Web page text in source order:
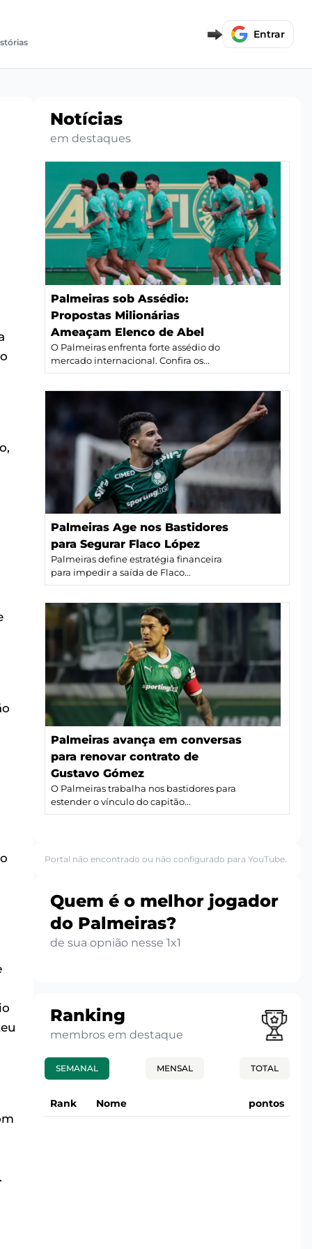
Entrar
Notícias
em destaques
Palmeiras sob Assédio:
Propostas Milionárias
Ameaçam Elenco de Abel
O Palmeiras enfrenta forte assédio do
mercado internacional. Confira os...
Palmeiras Age nos Bastidores
para Segurar Flaco López
Palmeiras define estratégia financeira
para impedir a saída de Flaco...
Palmeiras avança em conversas
para renovar contrato de
Gustavo Gómez
O Palmeiras trabalha nos bastidores para
estender o vínculo do capitão...
Portal não encontrado ou não configurado para YouTube.
Quem é o melhor jogador
do Palmeiras?
de sua opnião nesse 1x1
Ranking
membros em destaque
SEMANAL MENSAL TOTAL
Rank Nome pontos